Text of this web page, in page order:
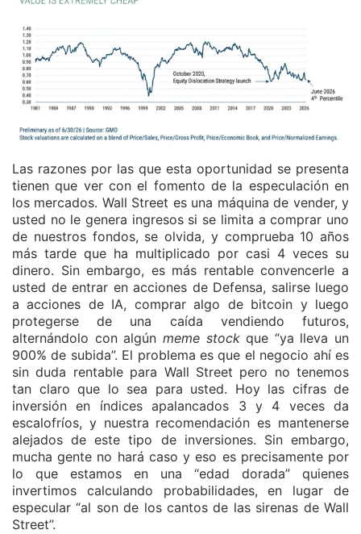
Las razones por las que esta oportunidad se presenta
tienen que ver con el fomento de la especulación en
los mercados. Wall Street es una máquina de vender, y
usted no le genera ingresos si se limita a comprar uno
de nuestros fondos, se olvida, y comprueba 10 años
más tarde que ha multiplicado por casi 4 veces su
dinero. Sin embargo, es más rentable convencerle a
usted de entrar en acciones de Defensa, salirse luego
a acciones de IA, comprar algo de bitcoin y luego
protegerse de una caída vendiendo futuros,
alternándolo con algún meme stockque “ya lleva un
900% de subida”. El problema es que el negocio ahí es
sin duda rentable para Wall Street pero no tenemos
tan claro que lo sea para usted. Hoy las cifras de
inversión en índices apalancados 3 y 4 veces da
escalofríos, y nuestra recomendación es mantenerse
alejados de este tipo de inversiones. Sin embargo,
mucha gente no hará caso y eso es precisamente por
lo que estamos en una “edad dorada” quienes
invertimos calculando probabilidades, en lugar de
especular “al son de los cantos de las sirenas de Wall
Street”.